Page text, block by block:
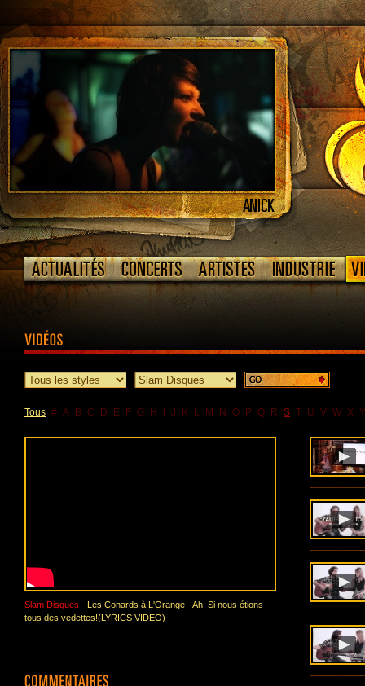
Tous # A B C D E F G H J K L M N O P Q R S T U V W X Y
Slam Disques - Les Conards à L'Orange - Ah! Si nous étions
tous des vedettes!(LYRICS VIDEO)